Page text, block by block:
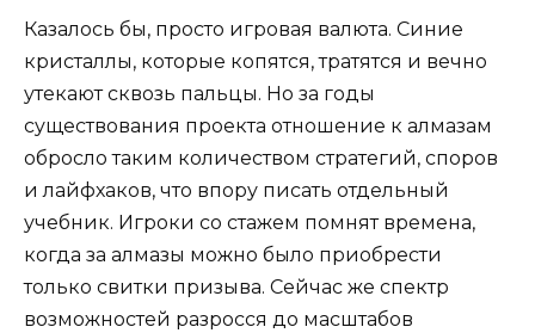
Казалось бы, просто игровая валюта. Синие
кристаллы, которые копятся, тратятся и вечно
утекают сквозь пальцы. Но за годы
существования проекта отношение к алмазам
обросло таким количеством стратегий, споров
и лайфхаков, что впору писать отдельный
учебник. Игроки со стажем помнят времена,
когда за алмазы можно было приобрести
только свитки призыва. Сейчас же спектр
возможностей разросся до масштабов